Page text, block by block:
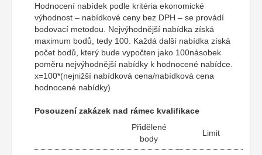
Hodnocení nabídek podle kritéria ekonomické
výhodnost – nabídkové ceny bez DPH – se provádí
bodovací metodou. Nejvýhodnější nabídka získá
maximum bodů, tedy 100. Každá další nabídka získá
počet bodů, který bude vypočten jako 100násobek
poměru nejvýhodnější nabídky k hodnocené nabídce.
x=100*(nejnižší nabídková cena/nabídková cena
hodnocené nabídky)
Posouzení zakázek nad rámec kvalifikace
Přidělené
body
Limit